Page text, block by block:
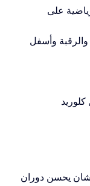
على
والرقبة وأسفل
كلوريد
يحسن دوران